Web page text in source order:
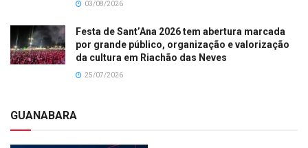
03/08/2026
Festa de Sant’Ana 2026 tem abertura marcada
por grande público, organização e valorização
da cultura em Riachão das Neves
25/07/2026
GUANABARA